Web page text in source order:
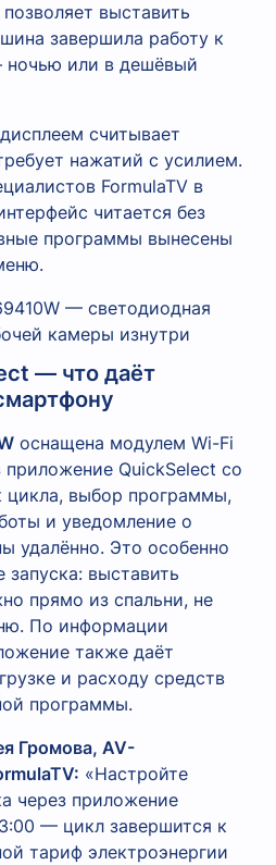
выставить
завершила работу к
или в дешёвый
считывает
нажатий с усилием.
FormulaTV в
читается без
программы вынесены
— что даёт
оснащена модулем Wi-Fi
приложение QuickSelect со
цикла, выбор программы,
и уведомление о
удалённо. Это особенно
запуска: выставить
прямо из спальни, не
По информации
также даёт
и расходу средств
программы.
Громова, AV-
«Настройте
через приложение
— цикл завершится к
тариф электроэнергии